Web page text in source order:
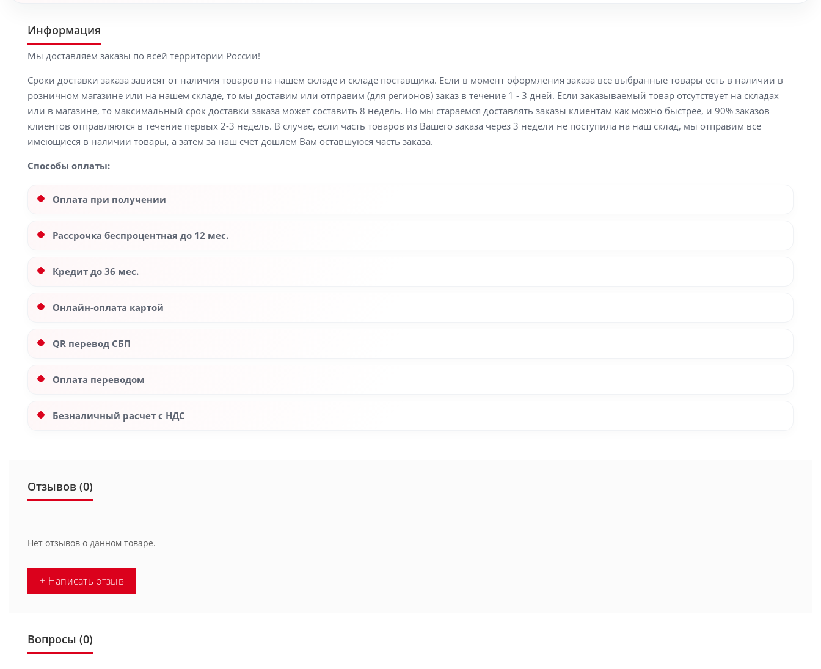
Информация
Мы доставляем заказы по всей территории России!
Сроки доставки заказа зависят от наличия товаров на нашем складе и складе поставщика. Если в момент оформления заказа все выбранные товары есть в наличии в
розничном магазине или на нашем складе, то мы доставим или отправим (для регионов) заказ в течение 1 - 3 дней. Если заказываемый товар отсутствует на складах
или в магазине, то максимальный срок доставки заказа может составить 8 недель. Но мы стараемся доставлять заказы клиентам как можно быстрее, и 90% заказов
клиентов отправляются в течение первых 2-3 недель. В случае, если часть товаров из Вашего заказа через 3 недели не поступила на наш склад, мы отправим все
имеющиеся в наличии товары, а затем за наш счет дошлем Вам оставшуюся часть заказа.
Способы оплаты:
Оплата при получении
Рассрочка беспроцентная до 12 мес.
Кредит до 36 мес.
Онлайн-оплата картой
QR перевод СБП
Оплата переводом
Безналичный расчет с НДС
Отзывов (0)
Нет отзывов о данном товаре.
+ Написать отзыв
Вопросы (0)